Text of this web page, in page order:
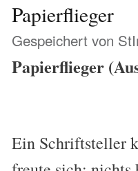
Papierflieger
Gespeichert von
Papierflieger
Ein Schriftsteller